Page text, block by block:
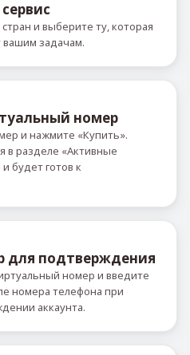
и выберите ту, которая
вашим задачам.
номер
и нажмите «Купить».
в разделе «Активные
будет готов к
для подтверждения
номер и введите
номера телефона при
аккаунта.